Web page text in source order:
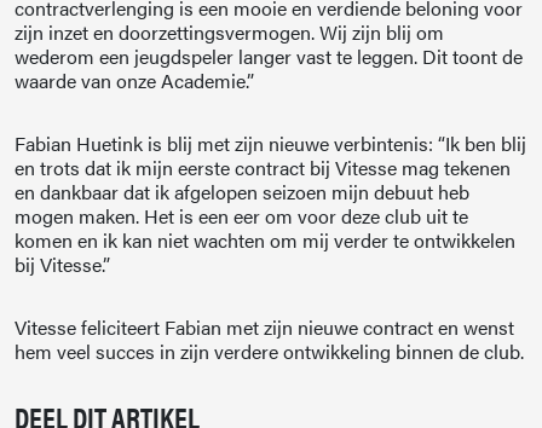
contractverlenging is een mooie en verdiende beloning voor
zijn inzet en doorzettingsvermogen. Wij zijn blij om
wederom een jeugdspeler langer vast te leggen. Dit toont de
waarde van onze Academie.”
Fabian Huetink is blij met zijn nieuwe verbintenis: “Ik ben blij
en trots dat ik mijn eerste contract bij Vitesse mag tekenen
en dankbaar dat ik afgelopen seizoen mijn debuut heb
mogen maken. Het is een eer om voor deze club uit te
komen en ik kan niet wachten om mij verder te ontwikkelen
bij Vitesse.”
Vitesse feliciteert Fabian met zijn nieuwe contract en wenst
hem veel succes in zijn verdere ontwikkeling binnen de club.